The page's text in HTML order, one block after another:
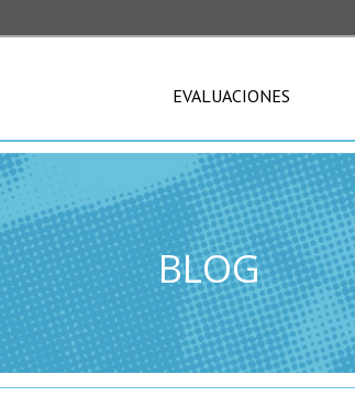
EVALUACIONES
BLOG